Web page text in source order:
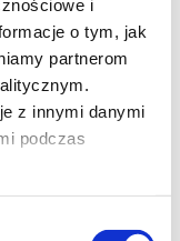
i
o tym, jak
partnerom
z innymi danymi
podczas
na spód
na dwie
się